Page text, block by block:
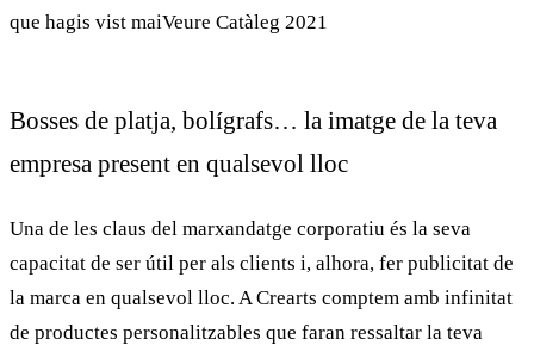
que hagis vist maiVeure Catàleg 2021
Bosses de platja, bolígrafs… la imatge de la teva
empresa present en qualsevol lloc
Una de les claus del marxandatge corporatiu és la seva
capacitat de ser útil per als clients i, alhora, fer publicitat de
la marca en qualsevol lloc. ACrearts comptem amb infinitat
de productes personalitzables que faran ressaltar la teva